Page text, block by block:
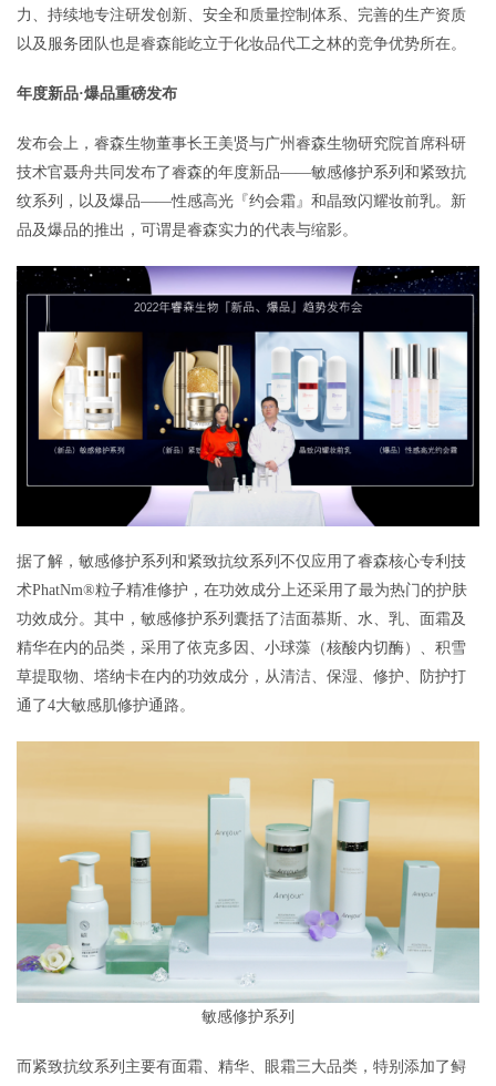
力、持续地专注研发创新、安全和质量控制体系、完善的生产资质
以及服务团队也是睿森能屹立于化妆品代工之林的竞争优势所在。
年度新品·爆品重磅发布
发布会上，睿森生物董事长王美贤与广州睿森生物研究院首席科研
技术官聂舟共同发布了睿森的年度新品——敏感修护系列和紧致抗
纹系列，以及爆品——性感高光『约会霜』和晶致闪耀妆前乳。新
品及爆品的推出，可谓是睿森实力的代表与缩影。
据了解，敏感修护系列和紧致抗纹系列不仅应用了睿森核心专利技
术PhatNm®粒子精准修护，在功效成分上还采用了最为热门的护肤
功效成分。其中，敏感修护系列囊括了洁面慕斯、水、乳、面霜及
精华在内的品类，采用了依克多因、小球藻（核酸内切酶）、积雪
草提取物、塔纳卡在内的功效成分，从清洁、保湿、修护、防护打
通了4大敏感肌修护通路。
敏感修护系列
而紧致抗纹系列主要有面霜、精华、眼霜三大品类，特别添加了鲟